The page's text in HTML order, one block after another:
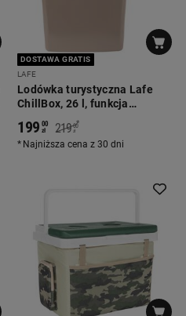
DOSTAWA GRATIS
LAFE
Lodówka turystyczna Lafe
ChillBox, 26 l, funkcja
chłodzenia i grzania
199 00
zł 219 00
zł
*
Najniższa cena z 30 dni